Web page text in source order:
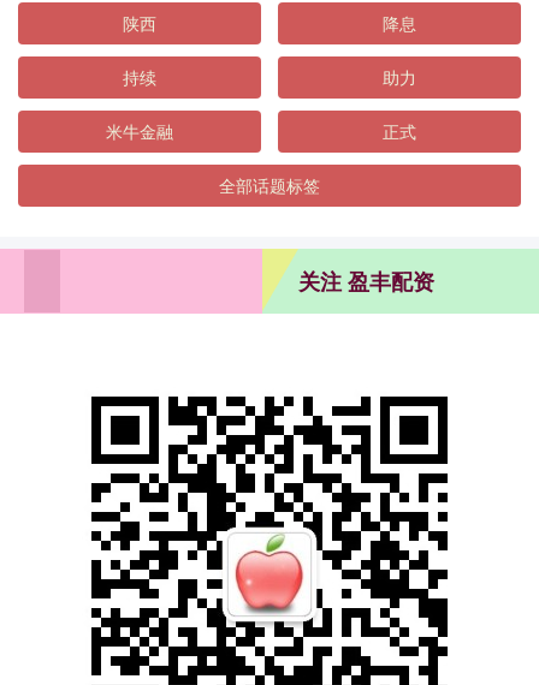
陕西 降息
持续 助力
米牛金融 正式
全部话题标签
关注 盈丰配资